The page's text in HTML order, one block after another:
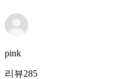
pink
리뷰285